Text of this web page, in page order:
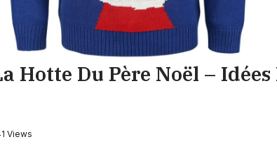
Hotte Du Père Noël – Idées
Views